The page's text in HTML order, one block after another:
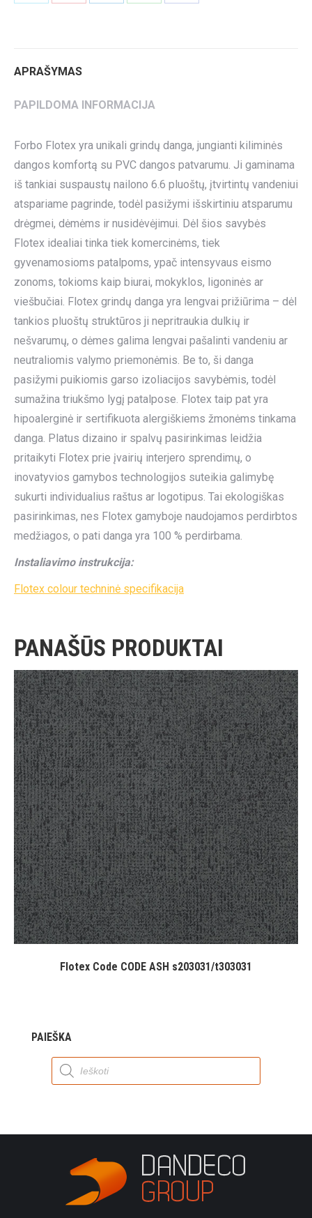
APRAŠYMAS
PAPILDOMA INFORMACIJA
Forbo Flotex yra unikali grindų danga, jungianti kiliminės
dangos komfortą su PVC dangos patvarumu. Ji gaminama
iš tankiai suspaustų nailono 6.6 pluoštų, įtvirtintų vandeniui
atspariame pagrinde, todėl pasižymi išskirtiniu atsparumu
drėgmei, dėmėms ir nusidėvėjimui. Dėl šios savybės
Flotex idealiai tinka tiek komercinėms, tiek
gyvenamosioms patalpoms, ypač intensyvaus eismo
zonoms, tokioms kaip biurai, mokyklos, ligoninės ar
viešbučiai. Flotex grindų danga yra lengvai prižiūrima – dėl
tankios pluoštų struktūros ji nepritraukia dulkių ir
nešvarumų, o dėmes galima lengvai pašalinti vandeniu ar
neutraliomis valymo priemonėmis. Be to, ši danga
pasižymi puikiomis garso izoliacijos savybėmis, todėl
sumažina triukšmo lygį patalpose. Flotex taip pat yra
hipoalerginė ir sertifikuota alergiškiems žmonėms tinkama
danga. Platus dizaino ir spalvų pasirinkimas leidžia
pritaikyti Flotex prie įvairių interjero sprendimų, o
inovatyvios gamybos technologijos suteikia galimybę
sukurti individualius raštus ar logotipus. Tai ekologiškas
pasirinkimas, nes Flotex gamyboje naudojamos perdirbtos
medžiagos, o pati danga yra 100 % perdirbama.
Instaliavimo instrukcija:
Flotex colour techninė specifikacija
PANAŠŪS PRODUKTAI
Flotex Code CODE ASH s203031/t303031
PAIEŠKA
Products
search